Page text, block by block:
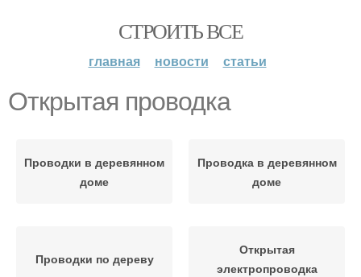
СТРОИТЬ ВСЕ
главная новости статьи
Открытая проводка
Проводки в деревянном
доме
Проводка в деревянном
доме
Проводки по дереву
Открытая
электропроводка